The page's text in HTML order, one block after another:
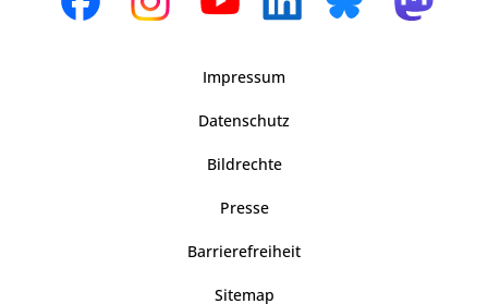
Impressum
Datenschutz
Bildrechte
Presse
Barrierefreiheit
Sitemap